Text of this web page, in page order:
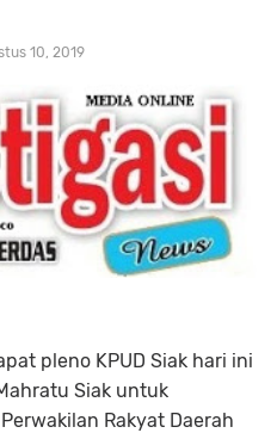
10, 2019
pleno KPUD Siak hari ini
Siak untuk
Rakyat Daerah